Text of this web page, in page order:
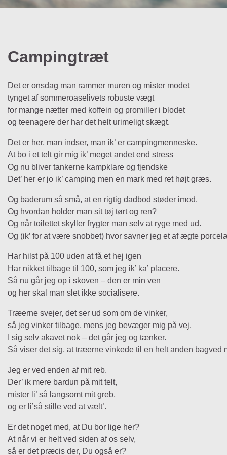
Campingtræt
Det er onsdag man rammer muren og mister modet
tynget af sommeroaselivets robuste vægt
for mange nætter med koffein og promiller i blodet
og teenagere der har det helt urimeligt skægt.
Det er her, man indser, man ik’ er campingmenneske.
At bo i et telt gir mig ik’ meget andet end stress
Og nu bliver tankerne kampklare og fjendske
Det’ her er jo ik’ camping men en mark med ret højt græs.
Og baderum så små, at en rigtig dadbod støder imod.
Og hvordan holder man sit tøj tørt og ren?
Og når toilettet skyller frygter man selv at ryge med ud.
Og (ik’ for at være snobbet) hvor savner jeg et af ægte
Har hilst på 100 uden at få et hej igen
Har nikket tilbage til 100, som jeg ik’ ka’ placere.
Så nu går jeg op i skoven – den er min ven
og her skal man slet ikke socialisere.
Træerne svejer, det ser ud som om de vinker,
så jeg vinker tilbage, mens jeg bevæger mig på vej.
I sig selv akavet nok – det går jeg og tænker.
Så viser det sig, at træerne vinkede til en helt anden bagved
Jeg er ved enden af mit reb.
Der’ ik mere bardun på mit telt,
mister li’ så langsomt mit greb,
og er li’så stille ved at vælt’.
Er det noget med, at Du bor lige her?
At når vi er helt ved siden af os selv,
så er det præcis der, Du også er?